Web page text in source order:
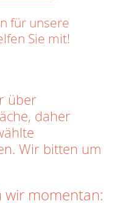
für unsere
Sie mit!
über
daher
Wir bitten um
wir momentan: